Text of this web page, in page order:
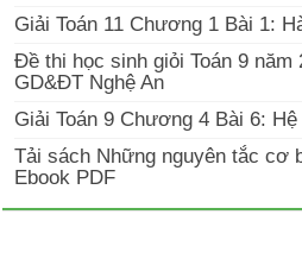
Giải Toán 11 Chương 1 Bài 1:
Đề thi học sinh giỏi Toán 9 năm
GD&ĐT Nghệ An
Giải Toán 9 Chương 4 Bài 6:
Tải sách Những nguyên tắc cơ
Ebook PDF